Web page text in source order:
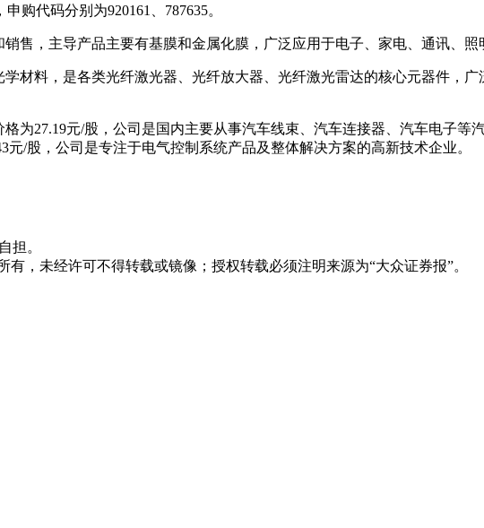
购代码分别为920161、787635。
售，主导产品主要有基膜和金属化膜，广泛应用于电子、家电、通讯、照
材料，是各类光纤激光器、光纤放大器、光纤激光雷达的核心元器件，
为27.19元/股，公司是国内主要从事汽车线束、汽车连接器、汽车电子等
/股，公司是专注于电气控制系统产品及整体解决方案的高新技术企业。
担。
，未经许可不得转载或镜像；授权转载必须注明来源为“大众证券报”。